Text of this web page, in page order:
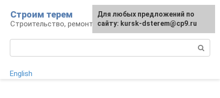
контенту
Строим терем
Строительство, ремонт, ландшафт
English
Для любых предложений по
сайту: kursk-dsterem@cp9.ru